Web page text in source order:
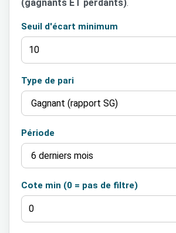
(gagnants ET perdants).
Seuil d'écart minimum
Type de pari
Période
Cote min (0 = pas de filtre)